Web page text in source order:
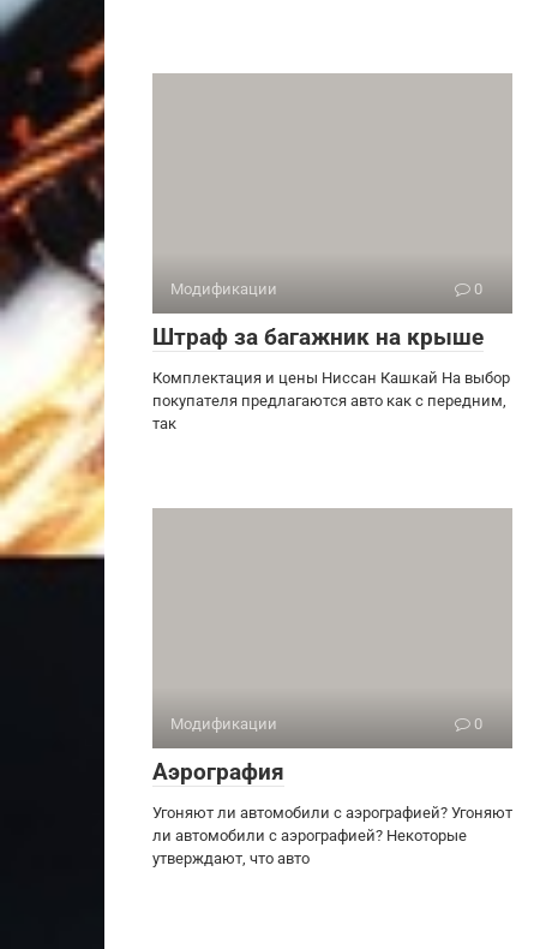
Модификации 0
Штраф за багажник на крыше
Комплектация и цены Ниссан Кашкай На выбор
покупателя предлагаются авто как с передним,
так
Модификации 0
Аэрография
Угоняют ли автомобили с аэрографией? Угоняют
ли автомобили с аэрографией? Некоторые
утверждают, что авто